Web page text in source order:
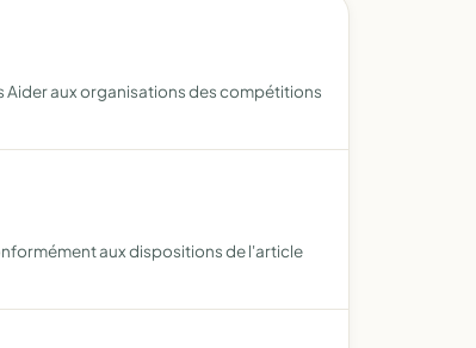
aux organisations des compétitions
aux dispositions de l'article